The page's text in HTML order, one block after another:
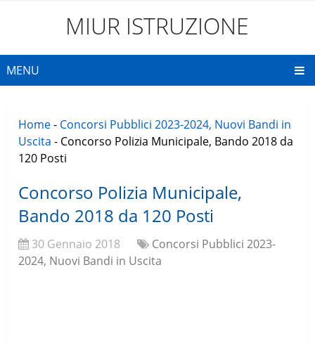
MIUR ISTRUZIONE
MENU
Home- Concorsi Pubblici 2023-2024, Nuovi Bandi in
Uscita - Concorso Polizia Municipale, Bando 2018 da
120 Posti
Concorso Polizia Municipale,
Bando 2018 da 120 Posti
30 Gennaio 2018
Concorsi Pubblici 2023-
2024, Nuovi Bandi in Uscita